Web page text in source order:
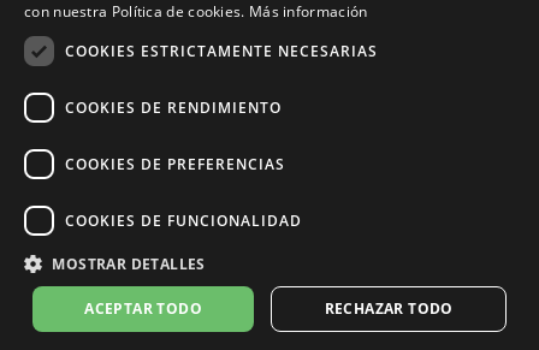
Español (Guatemala)
© 2026leovince.com by BELGROVE -VAT #: 1080016712
con nuestra Política de cookies. Más información
COOKIES ESTRICTAMENTE NECESARIAS
COOKIES DE RENDIMIENTO
COOKIES DE PREFERENCIAS
COOKIES DE FUNCIONALIDAD
MOSTRAR DETALLES
ACEPTAR TODO RECHAZAR TODO